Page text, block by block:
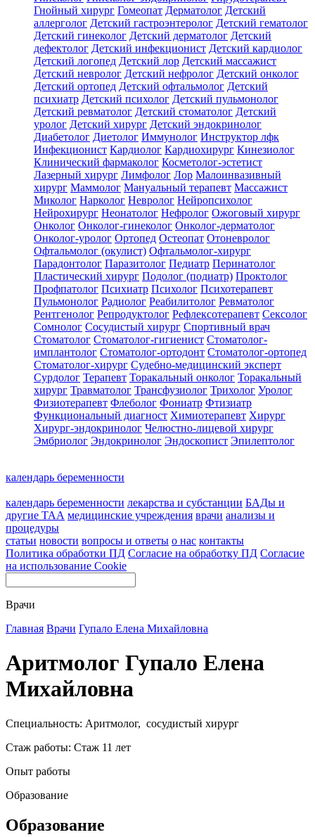
Гнойный хирург Гомеопат Дерматолог Детский
аллерголог Детский гастроэнтеролог Детский гематолог
Детский гинеколог Детский дерматолог Детский
дефектолог Детский инфекционист Детский кардиолог
Детский логопед Детский лор Детский массажист
Детский невролог Детский нефролог Детский онколог
Детский ортопед Детский офтальмолог Детский
психиатр Детский психолог Детский пульмонолог
Детский ревматолог Детский стоматолог Детский
уролог Детский хирург Детский эндокринолог
Диабетолог Диетолог Иммунолог Инструктор лфк
Инфекционист Кардиолог Кардиохирург Кинезиолог
Клинический фармаколог Косметолог-эстетист
Лазерный хирург Лимфолог Лор Малоинвазивный
хирург Маммолог Мануальный терапевт Массажист
Миколог Нарколог Невролог Нейропсихолог
Нейрохирург Неонатолог Нефролог Ожоговый хирург
Онколог Онколог-гинеколог Онколог-дерматолог
Онколог-уролог Ортопед Остеопат Отоневролог
Офтальмолог (окулист) Офтальмолог-хирург
Парадонтолог Паразитолог Педиатр Перинатолог
Пластический хирург Подолог (подиатр) Проктолог
Профпатолог Психиатр Психолог Психотерапевт
Пульмонолог Радиолог Реабилитолог Ревматолог
Рентгенолог Репродуктолог Рефлексотерапевт Сексолог
Сомнолог Сосудистый хирург Спортивный врач
Стоматолог Стоматолог-гигиенист Стоматолог-
имплантолог Стоматолог-ортодонт Стоматолог-ортопед
Стоматолог-хирург Судебно-медицинский эксперт
Сурдолог Терапевт Торакальный онколог Торакальный
хирург Травматолог Трансфузиолог Трихолог Уролог
Физиотерапевт Флеболог Фониатр Фтизиатр
Функциональный диагност Химиотерапевт Хирург
Хирург-эндокринолог Челюстно-лицевой хирург
Эмбриолог Эндокринолог Эндоскопист Эпилептолог
календарь беременности
календарь беременности лекарства и субстанции БАДы и
другие ТАА медицинские учреждения врачи анализы и
процедуры
статьи новости вопросы и ответы о нас контакты
Политика обработки ПД Согласие на обработку ПД Согласие
на использование Cookie
Врачи
Главная Врачи Гупало Елена Михайловна
Аритмолог Гупало Елена
Михайловна
Специальность: Аритмолог, сосудистый хирург
Стаж работы: Стаж 11 лет
Опыт работы
Образование
Образование